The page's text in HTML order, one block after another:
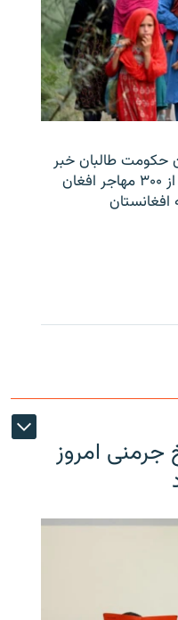
حکومت طالبان خبر
داده که در جریان هفته جاری، بیش از ۳۰۰ مهاجر افغان
افغانستان
امروز